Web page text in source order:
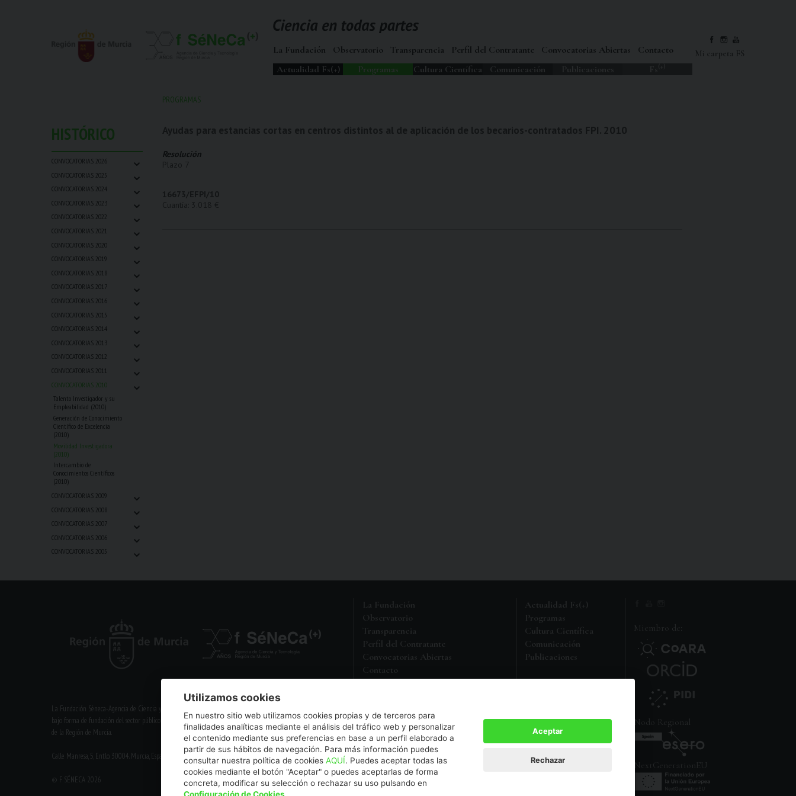
La Fundación Observatorio Transparencia Perfil del Contratante Convocatorias Abiertas
Contacto
Actualidad Fs(+)
Programas Cultura Científica Comunicación
PROGRAMAS
HISTÓRICO
CONVOCATORIAS 2026 ⌄
CONVOCATORIAS 2025 ⌄
CONVOCATORIAS 2024 ⌄
CONVOCATORIAS 2023 ⌄
CONVOCATORIAS 2022 ⌄
CONVOCATORIAS 2021 ⌄
CONVOCATORIAS 2020 ⌄
CONVOCATORIAS 2019 ⌄
CONVOCATORIAS 2018 ⌄
CONVOCATORIAS 2017 ⌄
CONVOCATORIAS 2016 ⌄
CONVOCATORIAS 2015 ⌄
CONVOCATORIAS 2014 ⌄
CONVOCATORIAS 2013 ⌄
CONVOCATORIAS 2012 ⌄
CONVOCATORIAS 2011 ⌄
CONVOCATORIAS 2010 ⌄
Talento Investigador y su
Empleabilidad (2010)
Generación de Conocimiento
Científico de Excelencia
(2010)
Movilidad Investigadora
(2010)
Intercambio de
Conocimientos Científicos
(2010)
CONVOCATORIAS 2009
⌄
CONVOCATORIAS 2008 ⌄
CONVOCATORIAS 2007 ⌄
CONVOCATORIAS 2006 ⌄
CONVOCATORIAS 2005 ⌄
Resolución
La Fundación Séneca-Agencia de Ciencia y Tecnología de la Región de Murcia es una entidad sin ánimo de lucro,
bajo forma de fundación del sector público autonómico, inscrita con el número 1-15 en el Registro de Fundaciones
de la Región de Murcia.
Calle Manresa, 5, Entlo. 30004. Murcia, España | +34 968 222 971 | seneca@fseneca.es
© F SÉNECA 2026
La Fundación
Observatorio
Transparencia
Perfil del Contratante
Convocatorias Abiertas
Contacto
Actualidad Fs(+)
Programas
Cultura Científica
Comunicación
Publicaciones
Mi carpeta FS
Miembro de:
Nodo Regional
NextGenerationEU
Utilizamos cookies
En nuestro sitio web utilizamos cookies propias y de terceros para
finalidades analíticas mediante el análisis del tráfico web y personalizar
el contenido mediante sus preferencias en base a un perfil elaborado a
partir de sus hábitos de navegación. Para más información puedes
consultar nuestra política de cookiesAQUÍ. Puedes aceptar todas las
cookies mediante el botón "Aceptar" o puedes aceptarlas de forma
concreta, modificar su selección o rechazar su uso pulsando en
Configuración de Cookies
Aceptar
Rechazar